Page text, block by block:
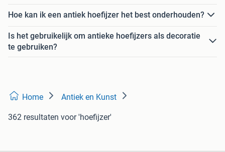
Hoe kan ik een antiek hoefijzer het best onderhouden?
Is het gebruikelijk om antieke hoefijzers als decoratie
te gebruiken?
Home Antiek en Kunst
362 resultaten voor 'hoefijzer'